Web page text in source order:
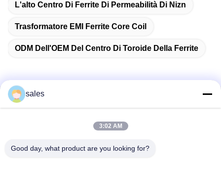
L'alto Centro Di Ferrite Di Permeabilità Di Nizn
Trasformatore EMI Ferrite Core Coil
ODM Dell'OEM Del Centro Di Toroide Della Ferrite
Contatto rapido
Stanza 1301, Blocco B, Rongchao New Times Plaza, Parco
sales
3:02 AM
Good day, what product are you looking for?